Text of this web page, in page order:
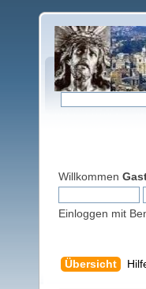
Willkommen
Einloggen mit
Übersicht